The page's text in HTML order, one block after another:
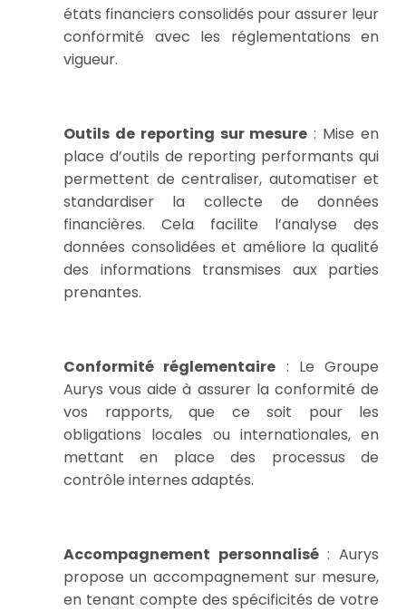
états financiers consolidés pour assurer leur
conformité avec les réglementations en
vigueur.
Outils de reporting sur mesure : Mise en
place d’outils de reporting performants qui
permettent de centraliser, automatiser et
standardiser la collecte de données
financières. Cela facilite l’analyse des
données consolidées et améliore la qualité
des informations transmises aux parties
prenantes.
Conformité réglementaire : Le Groupe
Aurys vous aide à assurer la conformité de
vos rapports, que ce soit pour les
obligations locales ou internationales, en
mettant en place des processus de
contrôle internes adaptés.
Accompagnement personnalisé: Aurys
propose un accompagnement sur mesure,
en tenant compte des spécificités de votre